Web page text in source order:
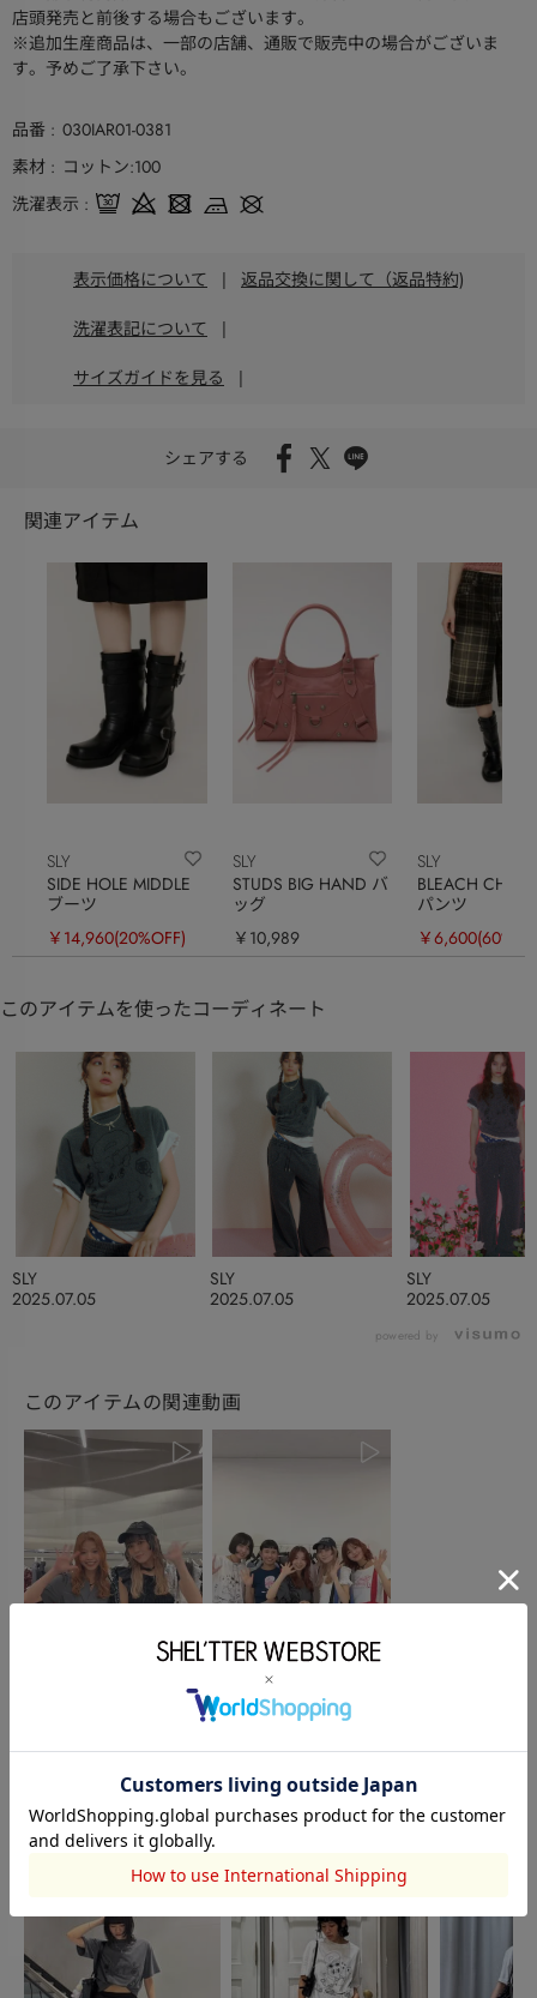
店頭発売と前後する場合もございます。
※追加生産商品は、一部の店舗、通販で販売中の場合がございま
す。予めご了承下さい。
品番
030IAR01-0381
素材
コットン:100
洗濯表示
表示価格について | 返品交換に関して（返品特約)
洗濯表記について |
サイズガイドを見る |
シェアする
関連アイテム
SLY
SIDE HOLE MIDDLE
ブーツ
￥14,960(20%OFF)
SLY
STUDS BIG HAND バ
ッグ
￥10,989
SLY
BLEACH
パンツ
￥6,600
このアイテムを使ったコーディネート
2025.07.05
SLY
2025.07.05
SLY
2025.07.05
SLY
powered by
このアイテムの関連動画
EXPOCITY店よ...
EXPOCITYグランドオ
ー...
powered by
このアイテムを使ったスタッフコーディネート